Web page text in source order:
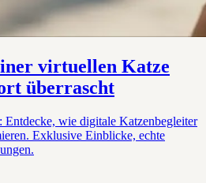
virtuellen Katze
überrascht
wie digitale Katzenbegleiter
Exklusive Einblicke, echte